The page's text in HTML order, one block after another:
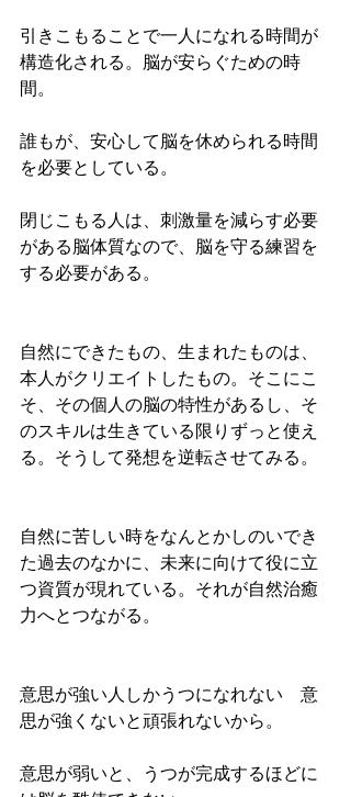
引きこもることで一人になれる時間が
構造化される。脳が安らぐための時
間。
誰もが、安心して脳を休められる時間
を必要としている。
閉じこもる人は、刺激量を減らす必要
がある脳体質なので、脳を守る練習を
する必要がある。
自然にできたもの、生まれたものは、
本人がクリエイトしたもの。そこにこ
そ、その個人の脳の特性があるし、そ
のスキルは生きている限りずっと使え
る。そうして発想を逆転させてみる。
自然に苦しい時をなんとかしのいでき
た過去のなかに、未来に向けて役に立
つ資質が現れている。それが自然治癒
力へとつながる。
意思が強い人しかうつになれない　意
思が強くないと頑張れないから。
意思が弱いと、うつが完成するほどに